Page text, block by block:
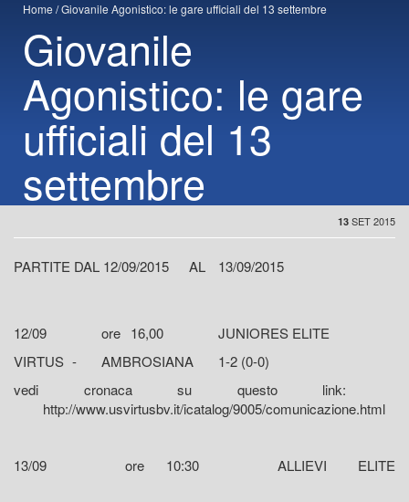
Home Giovanile Agonistico: le gare ufficiali del 13 settembre
Giovanile
Agonistico: le gare
ufficiali del 13
settembre
13 SET 2015
PARTITE DAL 12/09/2015 AL 13/09/2015
12/09 ore 16,00
JUNIORES ELITE
VIRTUS - AMBROSIANA
1-2 (0-0)
vedi cronaca su questo link:
http://www.usvirtusbv.it/icatalog/9005/comunicazione.html
13/09 ore 10:30 ALLIEVI ELITE